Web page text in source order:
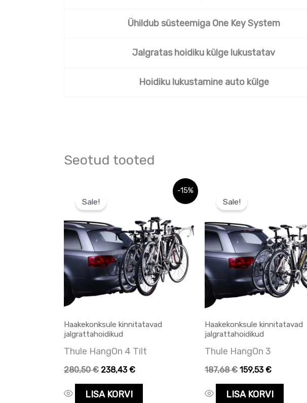
Ühildub süsteemiga One Key System
Jalgratas hoidiku külge lukustatav
Hoidiku lukustamine auto külge
Seotud tooted
-15%
Sale!
Haakekonksule kinnitatavad
jalgrattahoidikud
Thule HangOn 4 Tilt
280,50 €.
280,50€
hind
on:
280,50 €.
238,43€
LISA KORVI
Sale!
Haakekonksule kinnitatavad
jalgrattahoidikud
Thule HangOn 3
187,68€
hind
on:
159,53€
LISA KORVI